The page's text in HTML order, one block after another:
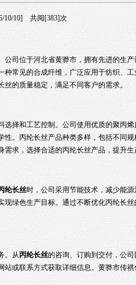
10/10] 共阅[383]次
司位于河北省黄骅市，拥有先进的生产
种常见的合成纤维，广泛应用于纺织、
丝的质量稳定，满足不同客户的需求。
择和工艺控制。公司使用优质的聚丙
。丙纶长丝产品种类多样，包括不同
求，选择合适的丙纶长丝产品，提升生
纶长丝时，公司采用节能技术，减少能
绿色生产目标。通过不断优化丙纶长
。从丙纶长丝的咨询、订购到交付，公
或联系方式获取详细信息。黄骅市传